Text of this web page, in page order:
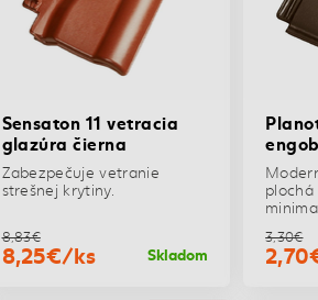
Sensaton 11 vetracia
glazúra čierna
Zabezpečuje vetranie
strešnej krytiny.
8,83€
8,25€/ks Skladom
plochá
3,30€